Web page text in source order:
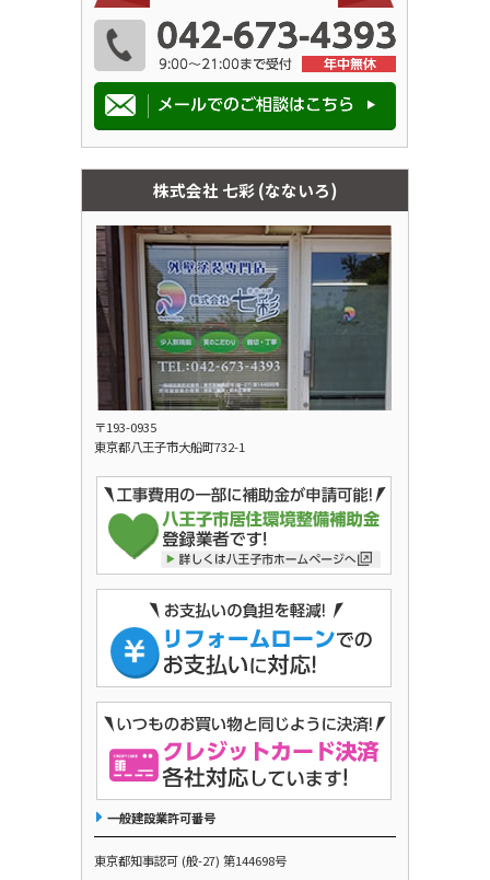
株式会社 七彩 (なないろ)
〒193-0935
東京都八王子市大船町732-1
一般建設業許可番号
東京都知事認可 (般-27) 第144698号